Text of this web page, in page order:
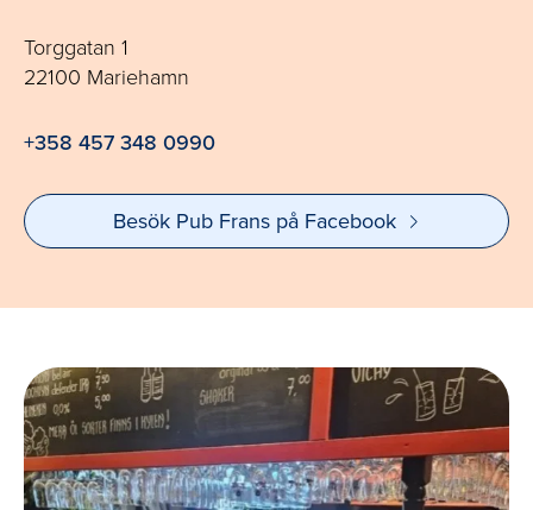
Torggatan 1
22100 Mariehamn
+358 457 348 0990
Besök Pub Frans på Facebook